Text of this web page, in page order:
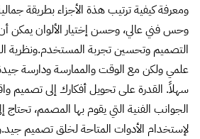
ومعرفة كيفية ترتيب هذة الأجزاء بطريقة
وحس فني عالي، وحسن إختيار الألوان
التصميم وتحسين تجربة المستخدم.ونظرية
علمي ولكن مع الوقت والممارسة ودارسة
سهلاً. القدرة على تحويل أفكارك إلى تصميم
الجوانب الفنية التي يقوم بها المصمم، تحتاج
لإستخدام الأدوات المتاحة لخلق تصميم